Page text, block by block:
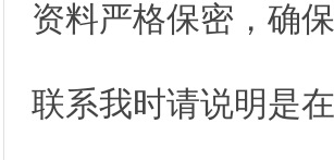
资料严格保密，确
联系我时请说明是